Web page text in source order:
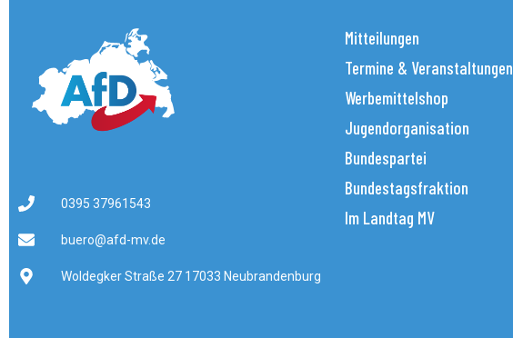
0395 37961543
buero@afd-mv.de
Woldegker Straße 27 17033 Neubrandenburg
Mitteilungen
Termine & Veranstaltungen
Werbemittelshop
Jugendorganisation
Bundespartei
Bundestagsfraktion
Im Landtag MV